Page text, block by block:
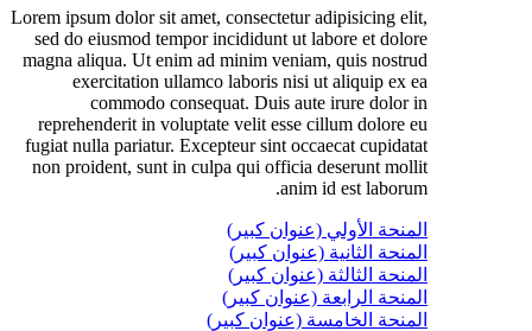
Lorem ipsum dolor sit amet, consectetur adipisicing elit,
sed do eiusmod tempor incididunt ut labore et dolore
magna aliqua. Ut enim ad minim veniam, quis nostrud
exercitation ullamco laboris nisi ut aliquip ex ea
commodo consequat. Duis aute irure dolor in
reprehenderit in voluptate velit esse cillum dolore eu
fugiat nulla pariatur. Excepteur sint occaecat cupidatat
non proident, sunt in culpa qui officia deserunt mollit
anim id est laborum.
المنحة الأولي (عنوان كبير)
المنحة الثانية (عنوان كبير)
المنحة الثالثة (عنوان كبير)
المنحة الرابعة (عنوان كبير)
المنحة الخامسة (عنوان كبير)